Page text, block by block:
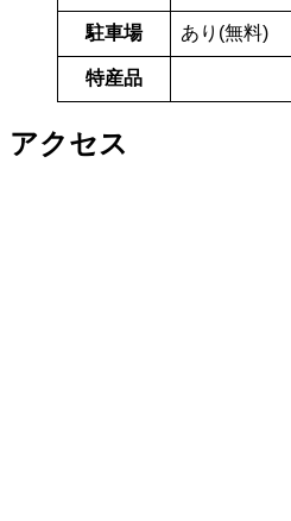
駐車場 あり(無料)
特産品
アクセス